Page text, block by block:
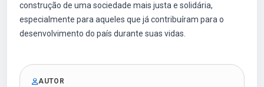
construção de uma sociedade mais justa e solidária,
especialmente para aqueles que já contribuíram para o
desenvolvimento do país durante suas vidas.
AUTOR